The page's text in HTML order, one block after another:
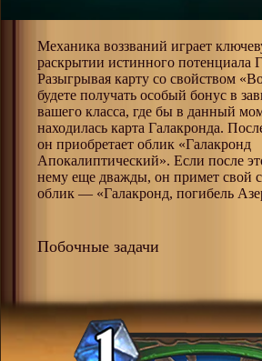
Механика воззваний играет
раскрытии истинного потенциала
Разыгрывая карту со свойством
будете получать особый бонус в
вашего класса, где бы в данный
находилась карта Галакронда.
он приобретает облик «Галакронд
Апокалиптический». Если после
нему еще дважды, он примет
облик — «Галакронд, погибель
Побочные задачи